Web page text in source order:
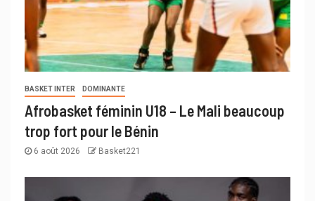
BASKET INTER DOMINANTE
Afrobasket féminin U18 – Le Mali beaucoup
trop fort pour le Bénin
6 août 2026 Basket221